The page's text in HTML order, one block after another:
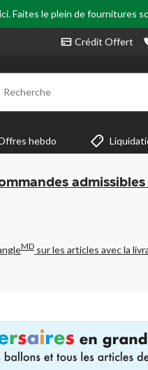
Faites le plein de fournitures
Crédit Offert
Recherche
hebdo
admissibles
MD sur les articles avec la